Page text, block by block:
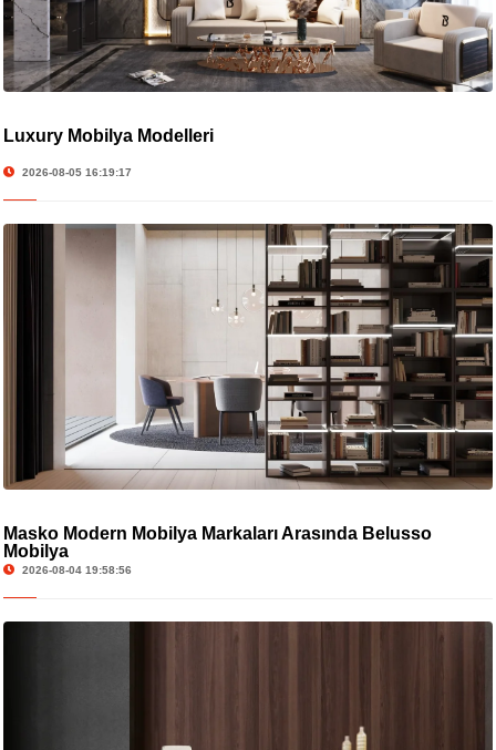
Luxury Mobilya Modelleri
2026-08-05 16:19:17
Masko Modern Mobilya Markaları Arasında Belusso
Mobilya
2026-08-04 19:58:56